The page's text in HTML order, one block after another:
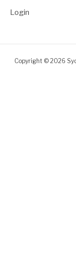
Login
Copyright © 2026